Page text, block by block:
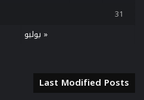
« يوليو
31
Last Modified Posts